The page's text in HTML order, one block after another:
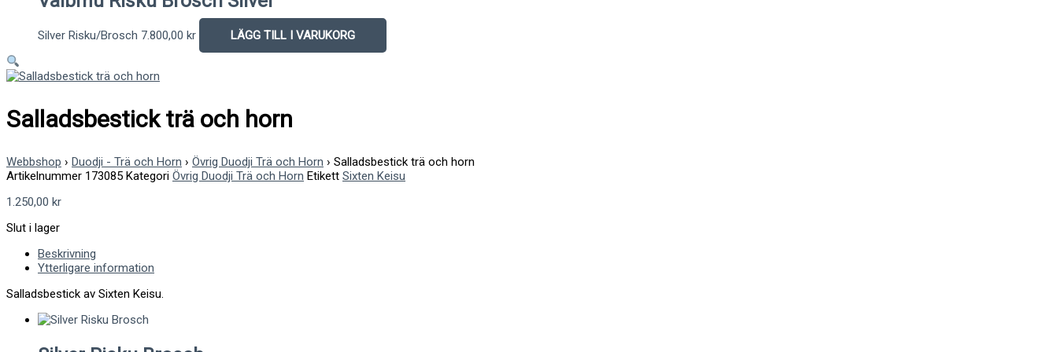
Silver Risku/Brosch 7.800,00 kr LÄGG TILL I VARUKORG
Salladsbestick trä och horn
Webbshop › Duodji - Trä och Horn › Övrig Duodji Trä och Horn › Salladsbestick trä och horn
Artikelnummer 173085 Kategori Övrig Duodji Trä och Horn Etikett Sixten Keisu
1.250,00 kr
Slut i lager
Beskrivning
Ytterligare information
Salladsbestick av Sixten Keisu.